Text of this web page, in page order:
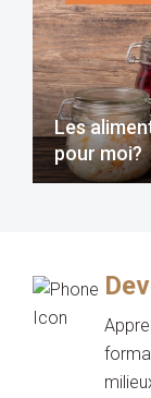
Les
pour moi?